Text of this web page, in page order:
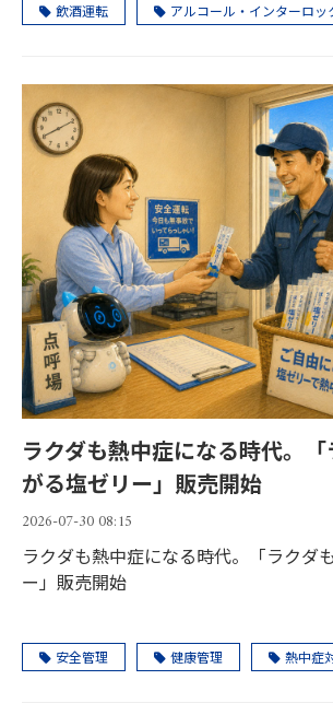
飲酒運転 アルコール・インターロッ
ラクダも熱中症になる時代。
がる塩ゼリー」販売開始
2026-07-30 08:15
ラクダも熱中症になる時代。「ラクダ
ー」販売開始
安全管理 健康管理 熱中症